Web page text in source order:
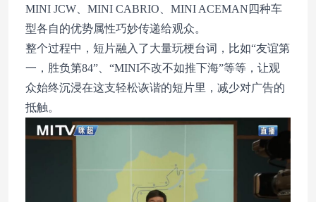
MINI JCW、MINI CABRIO、MINI ACEMAN四种车
型各自的优势属性巧妙传递给观众。
整个过程中，短片融入了大量玩梗台词，比如“友谊第
一，胜负第84”、“MINI不改不如推下海”等等，让观
众始终沉浸在这支轻松诙谐的短片里，减少对广告的
抵触。